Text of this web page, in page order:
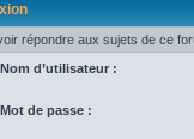
répondre aux sujets de ce
Nom d’utilisateur :
Mot de passe :